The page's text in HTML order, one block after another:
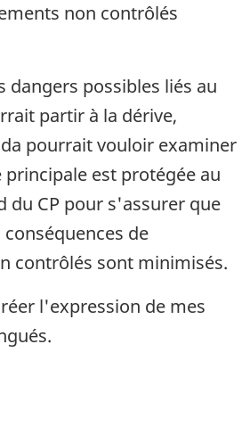
non contrôlés
dangers possibles liés au
partir à la dérive,
pourrait vouloir examiner
est protégée au
du CP pour s'assurer que
de
contrôlés sont minimisés.
l'expression de mes